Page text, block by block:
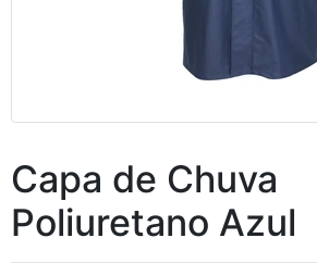
Capa de Chuva
Poliuretano Azul